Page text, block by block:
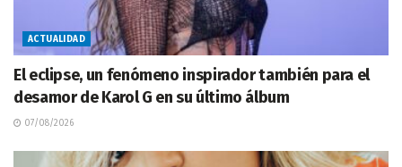
ACTUALIDAD
El eclipse, un fenómeno inspirador también para el
desamor de Karol G en su último álbum
07/08/2026